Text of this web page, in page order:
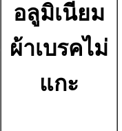
อลูมิเนียม
ผ้าเบรคไม่
แกะ